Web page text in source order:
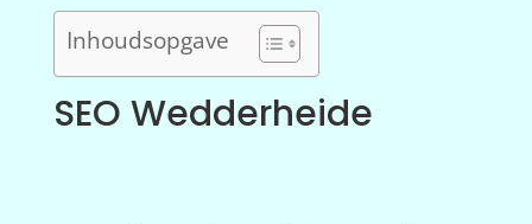
Inhoudsopgave
SEO Wedderheide